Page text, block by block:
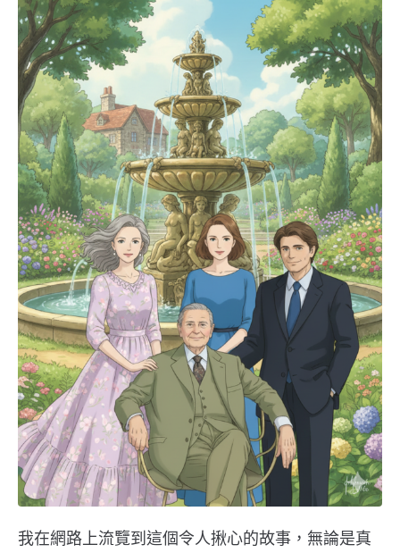
我在網路上流覽到這個令人揪心的故事，無論是真